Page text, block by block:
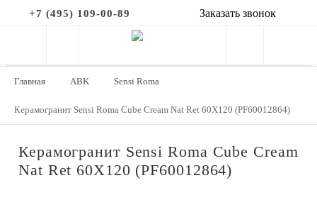
+7 (495) 109-00-89 Заказать звонок
Главная ABK Sensi Roma
Керамогранит Sensi Roma Cube Cream Nat Ret 60X120 (PF60012864)
Керамогранит Sensi Roma Cube Cream
Nat Ret 60X120 (PF60012864)